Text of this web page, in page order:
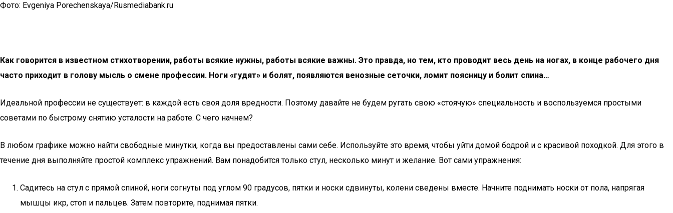
Фото: Evgeniya Porechenskaya/Rusmediabank.ru
Как говорится в известном стихотворении, работы всякие нужны, работы всякие важны. Это правда, но тем, кто проводит весь день на ногах, в конце рабочего дня
часто приходит в голову мысль о смене профессии. Ноги «гудят» и болят, появляются венозные сеточки, ломит поясницу и болит спина…
Идеальной профессии не существует: в каждой есть своя доля вредности. Поэтому давайте не будем ругать свою «стоячую» специальность и воспользуемся простыми
советами по быстрому снятию усталости на работе. С чего начнем?
В любом графике можно найти свободные минутки, когда вы предоставлены сами себе. Используйте это время, чтобы уйти домой бодрой и с красивой походкой. Для этого в
течение дня выполняйте простой комплекс упражнений. Вам понадобится только стул, несколько минут и желание. Вот сами упражнения:
Садитесь на стул с прямой спиной, ноги согнуты под углом 90 градусов, пятки и носки сдвинуты, колени сведены вместе. Начните поднимать носки от пола, напрягая
мышцы икр, стоп и пальцев. Затем повторите, поднимая пятки.